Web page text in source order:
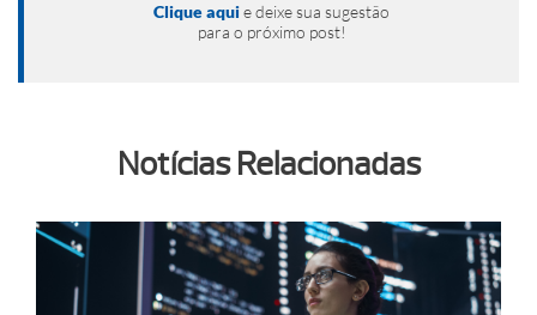
Clique aquie deixe sua sugestão
para o próximo post!
Notícias Relacionadas